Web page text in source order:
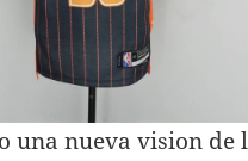
una nueva vision de